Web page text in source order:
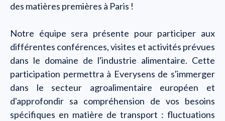
des matières premières à Paris !
Notre équipe sera présente pour participer aux
différentes conférences, visites et activités prévues
dans le domaine de l'industrie alimentaire. Cette
participation permettra à Everysens de s'immerger
dans le secteur agroalimentaire européen et
d'approfondir sa compréhension de vos besoins
spécifiques en matière de transport : fluctuations